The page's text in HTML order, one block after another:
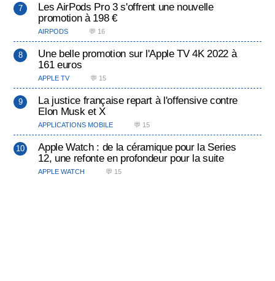
Les AirPods Pro 3 s'offrent une nouvelle
promotion à 198 €
AIRPODS 💬 16
Une belle promotion sur l'Apple TV 4K 2022 à
161 euros
APPLE TV 💬 15
La justice française repart à l'offensive contre
Elon Musk et X
APPLICATIONS MOBILE 💬 15
Apple Watch : de la céramique pour la Series
12, une refonte en profondeur pour la suite
APPLE WATCH 💬 15